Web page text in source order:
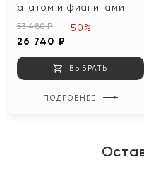
агатом и фианитами
53 480 ₽
26 740 ₽
-50%
ВЫБРАТЬ
ПОДРОБНЕЕ